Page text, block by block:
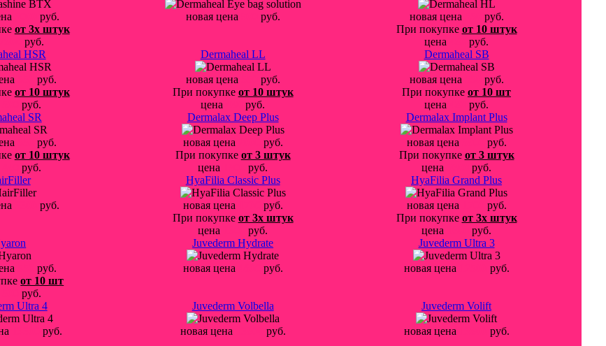
руб.
от 3х штук
руб.
новая цена руб. новая цена
руб.
При покупке от 10 штук
цена
руб.
HSR
руб.
от 10 штук
руб.
Dermaheal LL
новая цена
руб.
При покупке от 10 штук
цена
руб.
Dermaheal SB
новая цена
руб.
При покупкеот 10 шт
цена
руб.
SR
руб.
от 10 штук
руб.
Dermalax Deep Plus
новая цена
руб.
При покупке от 3 штук
цена
руб.
Dermalax Implant Plus
новая цена
руб.
При покупке от 3 штук
цена
руб.
руб.
HyaFilia Classic Plus
новая цена
руб.
При покупке от 3х штук
цена
руб.
HyaFilia Grand Plus
новая цена
руб.
При покупке от 3х штук
цена
руб.
руб.
от 10 шт
руб.
Juvederm Hydrate
новая цена руб.
Juvederm Ultra 3
новая цена руб.
Ultra 4
руб.
Juvederm Volbella
новая цена руб.
Juvederm Volift
новая цена руб.